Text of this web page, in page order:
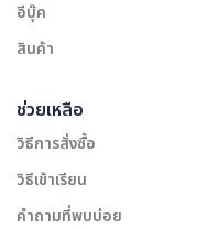
อีบุ๊ค
สินค้า
ช่วยเหลือ
วิธีการสั่งซื้อ
วิธีเข้าเรียน
คำถามที่พบบ่อย